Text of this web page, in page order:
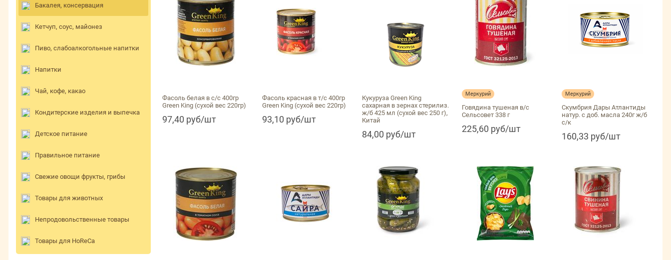
Бакалея, консервация
Кетчуп, соус, майонез
Пиво, слабоалкогольные напитки
Напитки
Чай, кофе, какао
Кондитерские изделия и выпечка
Детское питание
Правильное питание
Свежие овощи фрукты, грибы
Товары для животных
Непродовольственные товары
Товары для HoReCa
Фасоль белая в с/с 400гр
Green King (сухой вес 220гр)
97,40 руб/шт
Фасоль красная в т/с 400гр
Green King (сухой вес 220гр)
93,10 руб/шт
Кукуруза Green King
сахарная в зернах стерилиз.
ж/б 425 мл (сухой вес 250 г),
Китай
84,00 руб/шт
Меркурий
Говядина тушеная в/с
Сельсовет 338 г
225,60 руб/шт
Меркурий
Скумбрия Дары Атлантиды
натур. с доб. масла 240г ж/б
с/к
160,33 руб/шт